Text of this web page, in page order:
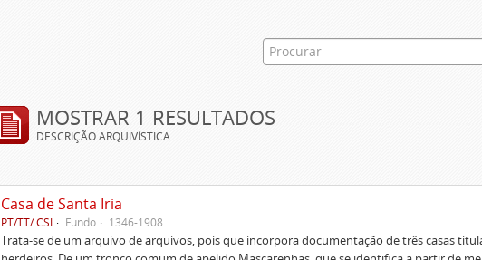
MOSTRAR 1 RESULTADOS
DESCRIÇÃO ARQUIVÍSTICA
Casa de Santa Iria
PT/TT/ CSI Fundo 1346-1908
Trata-se de um arquivo de arquivos, pois que incorpora documentação de três casas